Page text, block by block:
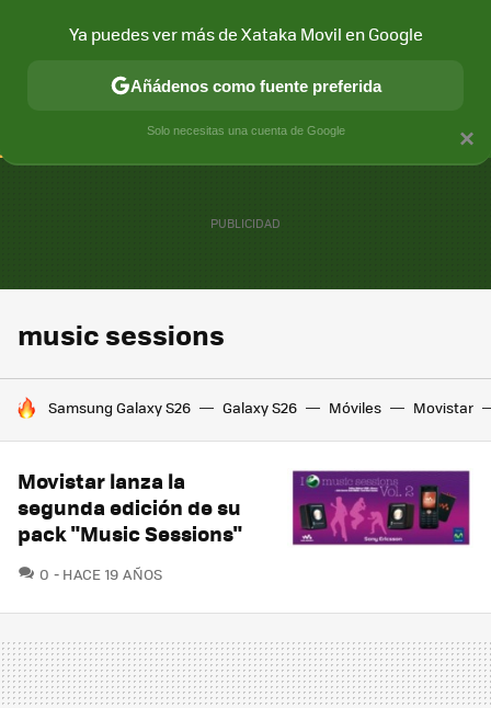
CONECTIVIDAD MÓVIL Y SOCIEDAD APLICACIONES
music sessions
HOY SE HABLA DE
Samsung Galaxy S26 Galaxy S26 Móviles Movistar
Movistar lanza la
segunda edición de su
pack "Music Sessions"
0 COMENTARIOS
HACE 19 AÑOS
×
Ya puedes ver más de Xataka Movil en Google
Añádenos como fuente preferida
Solo necesitas una cuenta de Google